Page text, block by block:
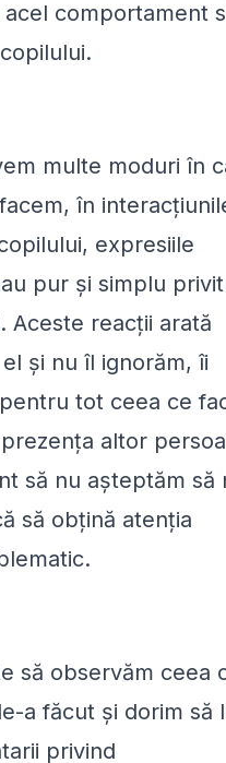
comportament
multe moduri în
în
expresiile
pur şi simplu
Aceste reacţii arată
şi nu îl ignorăm, îi
tot ceea ce
altor
să nu aşteptăm să
să obţină atenţia
să observăm ceea
a făcut şi dorim să
privind